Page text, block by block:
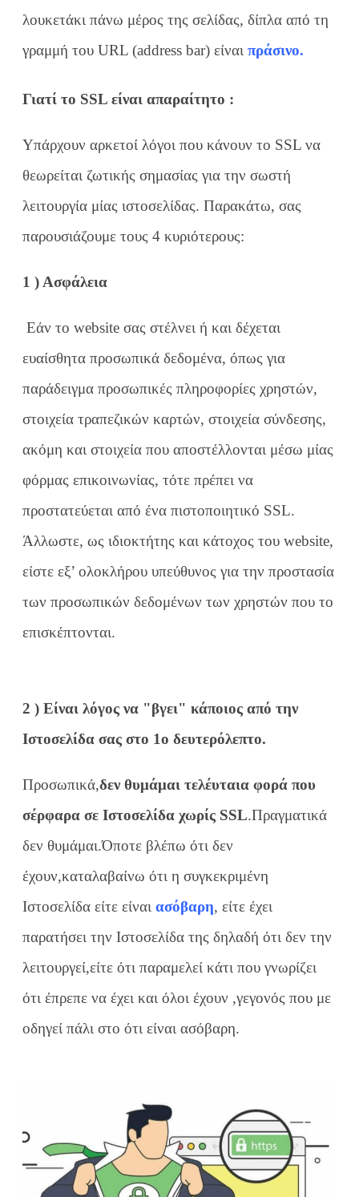
λουκετάκι πάνω μέρος της σελίδας, δίπλα από τη
γραμμή του URL (address bar) είναι πράσινο.
Γιατί το SSL είναι απαραίτητο :
Υπάρχουν αρκετοί λόγοι που κάνουν το SSL να
θεωρείται ζωτικής σημασίας για την σωστή
λειτουργία μίας ιστοσελίδας. Παρακάτω, σας
παρουσιάζουμε τους 4 κυριότερους:
1 ) Ασφάλεια
Εάν το website σας στέλνει ή και δέχεται
ευαίσθητα προσωπικά δεδομένα, όπως για
παράδειγμα προσωπικές πληροφορίες χρηστών,
στοιχεία τραπεζικών καρτών, στοιχεία σύνδεσης,
ακόμη και στοιχεία που αποστέλλονται μέσω μίας
φόρμας επικοινωνίας, τότε πρέπει να
προστατεύεται από ένα πιστοποιητικό SSL.
Άλλωστε, ως ιδιοκτήτης και κάτοχος του website,
είστε εξ’ ολοκλήρου υπεύθυνος για την προστασία
των προσωπικών δεδομένων των χρηστών που το
επισκέπτονται.
2 ) Είναι λόγος να "βγει" κάποιος από την
Ιστοσελίδα σας στο 1ο δευτερόλεπτο.
Προσωπικά,δεν θυμάμαι τελέυταια φορά που
σέρφαρα σε Ιστοσελίδα χωρίς SSL.Πραγματικά
δεν θυμάμαι.Όποτε βλέπω ότι δεν
έχουν,καταλαβαίνω ότι η συγκεκριμένη
Ιστοσελίδα είτε είναιασόβαρη, είτε έχει
παρατήσει την Ιστοσελίδα της δηλαδή ότι δεν την
λειτουργεί,είτε ότι παραμελεί κάτι που γνωρίζει
ότι έπρεπε να έχει και όλοι έχουν ,γεγονός που με
οδηγεί πάλι στο ότι είναι ασόβαρη.